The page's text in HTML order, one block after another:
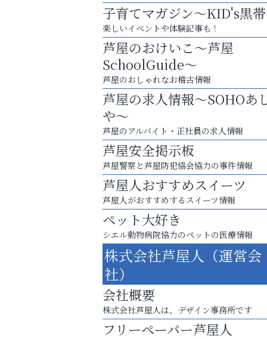
スマホは何時間までなら大丈夫？ ～スマホ
に知っておきたい子どもの近視対策～
南芦屋浜皮膚科クリニック
お子さまにも大人にも、優しく寄り添う
OTTO南芦屋浜皮膚科クリニック、開院！
杉塾 芦屋校
子育てマガジン～KID's黒
楽しいイベントや体験記事も！
芦屋のおけいこ～芦屋
SchoolGuide～
芦屋のおしゃれなお稽古情報
芦屋の求人情報～SOHOあ
や～
芦屋のアルバイト・正社員の求人情報
芦屋安全掲示板
芦屋警察と芦屋防犯協会協力の事件情報
芦屋人おすすめスイーツ
芦屋人がおすすめするスイーツ情報
ペット大好き
シエル動物病院協力のペットの医療情報
株式会社芦屋人（運営会
社）
会社概要
株式会社芦屋人は、デザイン事務所です
フリーペーパー芦屋人